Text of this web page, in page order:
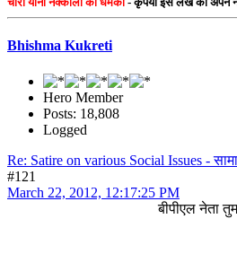
Bhishma Kukreti
Hero Member
Posts: 18,808
Logged
Re: Satire on various Social Issues -
#121
March 22, 2012, 12:17:25 PM
बीपीएल नेता तुम धन्य